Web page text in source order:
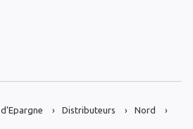
Distributeurs
Nord